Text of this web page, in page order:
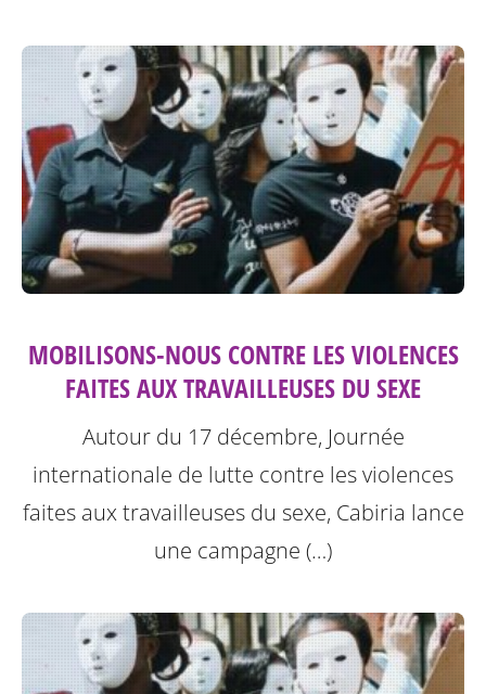
MOBILISONS-NOUS CONTRE LES VIOLENCES
FAITES AUX TRAVAILLEUSES DU SEXE
Autour du 17 décembre, Journée
internationale de lutte contre les violences
faites aux travailleuses du sexe, Cabiria lance
une campagne (…)